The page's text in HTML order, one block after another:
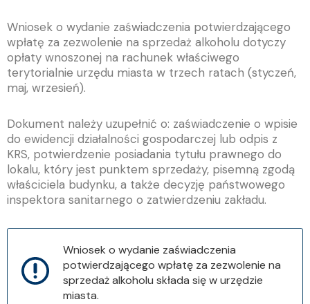
Wniosek o wydanie zaświadczenia potwierdzającego
wpłatę za zezwolenie na sprzedaż alkoholu dotyczy
opłaty wnoszonej na rachunek właściwego
terytorialnie urzędu miasta w trzech ratach (styczeń,
maj, wrzesień).
Dokument należy uzupełnić o: zaświadczenie o wpisie
do ewidencji działalności gospodarczej lub odpis z
KRS, potwierdzenie posiadania tytułu prawnego do
lokalu, który jest punktem sprzedaży, pisemną zgodą
właściciela budynku, a także decyzję państwowego
inspektora sanitarnego o zatwierdzeniu zakładu.
Wniosek o wydanie zaświadczenia
potwierdzającego wpłatę za zezwolenie na
sprzedaż alkoholu składa się w urzędzie
miasta.